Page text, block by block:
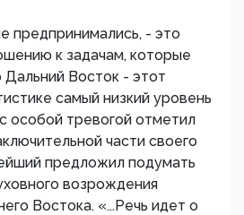
предпринимались, - это
к задачам, которые
Дальний Восток - этот
самый низкий уровень
особой тревогой отметил
части своего
предложил подумать
возрождения
Востока. «...Речь идет о